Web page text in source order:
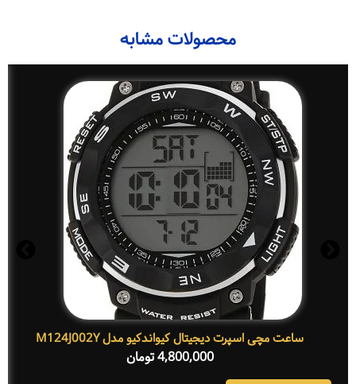
محصولات مشابه
ساعت مچی اسپرت دیجیتال کیواندکیو مدل M124J002Y
4,800,000تومان